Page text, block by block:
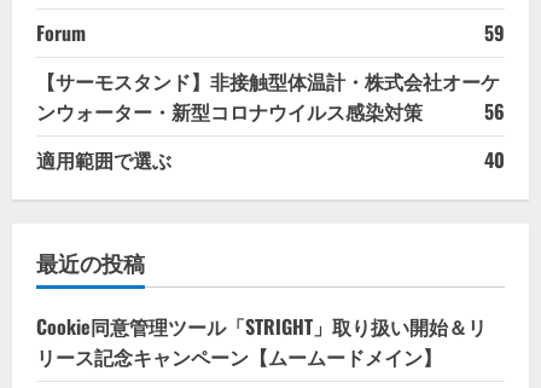
Forum
59
【サーモスタンド】非接触型体温計・株式会社オーケ
ンウォーター・新型コロナウイルス感染対策
56
適用範囲で選ぶ
40
最近の投稿
Cookie同意管理ツール「STRIGHT」取り扱い開始＆リ
リース記念キャンペーン【ムームードメイン】